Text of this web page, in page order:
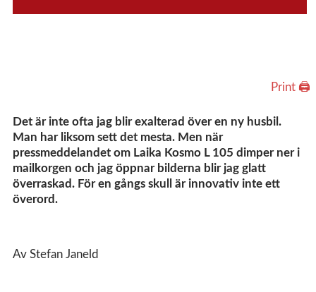
Print 🖨
Det är inte ofta jag blir exalterad över en ny husbil.
Man har liksom sett det mesta. Men när
pressmeddelandet om Laika Kosmo L 105 dimper ner i
mailkorgen och jag öppnar bilderna blir jag glatt
överraskad. För en gångs skull är innovativ inte ett
överord.
Av Stefan Janeld